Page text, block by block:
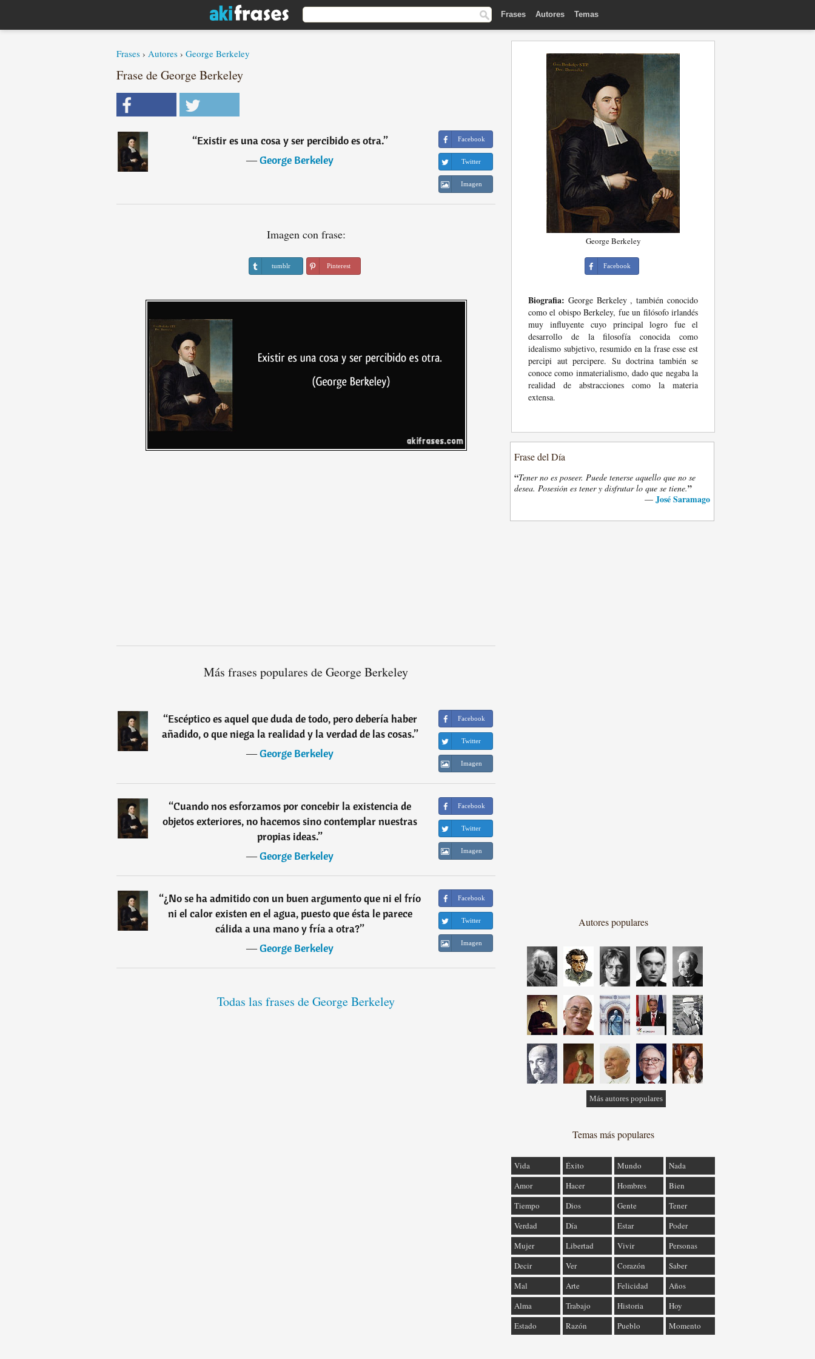
Frases Autores Temas
Frases › Autores › George Berkeley
Frase de George Berkeley
“Existir es una cosa y ser percibido es otra.”
―George Berkeley
Facebook
Twitter
Imagen
Imagen con frase:
tumblr Pinterest
Más frases populares de George Berkeley
“Escéptico es aquel que duda de todo, pero debería haber
añadido, o que niega la realidad y la verdad de las cosas.”
―George Berkeley
Facebook
Twitter
Imagen
“Cuando nos esforzamos por concebir la existencia de
objetos exteriores, no hacemos sino contemplar nuestras
propias ideas.”
―George Berkeley
Facebook
Twitter
Imagen
“¿No se ha admitido con un buen argumento que ni el frío
ni el calor existen en el agua, puesto que ésta le parece
cálida a una mano y fría a otra?”
―George Berkeley
Facebook
Twitter
Imagen
Todas las frases de George Berkeley
George Berkeley
Facebook
Biografia: George Berkeley , también conocido
como el obispo Berkeley, fue un filósofo irlandés
muy influyente cuyo principal logro fue el
desarrollo de la filosofía conocida como
idealismo subjetivo, resumido en la frase esse est
percipi aut percipere. Su doctrina también se
conoce como inmaterialismo, dado que negaba la
realidad de abstracciones como la materia
extensa.
Frase del Día
“Tener no es poseer. Puede tenerse aquello que no se
desea. Posesión es tener y disfrutar lo que se tiene.”
— José Saramago
Autores populares
Más autores populares
Temas más populares
Vida Éxito Mundo
Nada
Amor
Hacer Hombres
Bien
Tiempo
Dios Gente
Tener
Verdad
Día Estar
Poder
Mujer
Libertad Vivir
Personas
Decir
Ver Corazón
Saber
Mal
Arte Felicidad
Años
Alma
Trabajo Historia
Hoy
Estado
Razón Pueblo Momento